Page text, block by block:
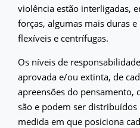
violência estão interligadas,
forças, algumas mais duras
flexíveis e centrífugas.
Os níveis de
aprovada e/ou extinta, de
apreensões do pensamento,
são e podem ser
medida em que posiciona